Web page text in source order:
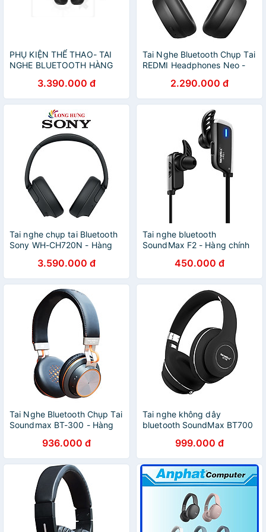
PHỤ KIỆN THỂ THAO- TAI
NGHE BLUETOOTH HÀNG
SONIC ( BLACK - LIME -
RED) - SS050947000 -
SS050946000 -
SS050948000
3.390.000 đ
Tai Nghe Bluetooth Chụp Tai
REDMI Headphones Neo -
2.290.000 đ
Tai nghe chụp tai Bluetooth
Sony WH-CH720N - Hàng
3.590.000 đ
Tai nghe bluetooth
SoundMax F2 - Hàng chính
450.000 đ
Tai Nghe Bluetooth Chụp Tai
Soundmax BT-300 - Hàng
936.000 đ
Tai nghe không dây
bluetooth SoundMax BT700
999.000 đ